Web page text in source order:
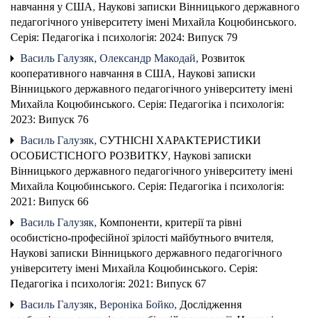
навчання у США, Наукові записки Вінницького державного
педагогічного університету імені Михайла Коцюбинського.
Серія: Педагогіка і психологія: 2024: Випуск 79
Василь Галузяк, Олександр Макодай, Розвиток
кооперативного навчання в США, Наукові записки
Вінницького державного педагогічного університету імені
Михайла Коцюбинського. Серія: Педагогіка і психологія:
2023: Випуск 76
Василь Галузяк, СУТНІСНІ ХАРАКТЕРИСТИКИ
ОСОБИСТІСНОГО РОЗВИТКУ, Наукові записки
Вінницького державного педагогічного університету імені
Михайла Коцюбинського. Серія: Педагогіка і психологія:
2021: Випуск 66
Василь Галузяк, Компоненти, критерії та рівні
особистісно-професійної зрілості майбутнього вчителя,
Наукові записки Вінницького державного педагогічного
університету імені Михайла Коцюбинського. Серія:
Педагогіка і психологія: 2021: Випуск 67
Василь Галузяк, Вероніка Бойко, Дослідження